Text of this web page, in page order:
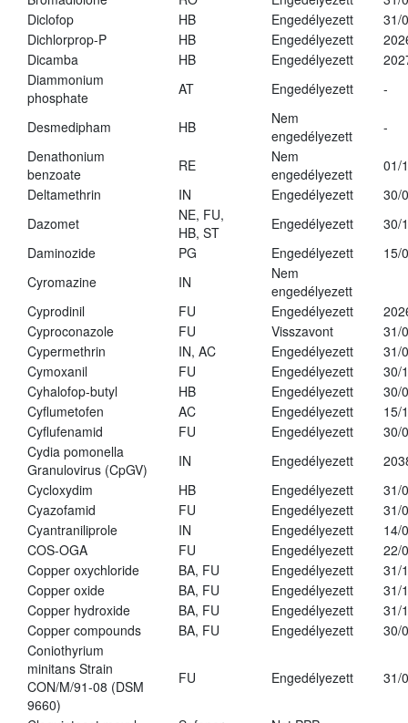
Diclofop
HB Engedélyezett
31/
Dichlorprop-P
HB Engedélyezett
Dicamba
HB Engedélyezett
Diammonium
phosphate
AT Engedélyezett -
Desmedipham HB
Nem
engedélyezett
-
Denathonium
benzoate
RE
Nem
engedélyezett
01/
Deltamethrin
IN Engedélyezett
30/
Dazomet
NE, FU,
HB, ST
Engedélyezett
30/
Daminozide
PG Engedélyezett
15/
Cyromazine
IN
Nem
engedélyezett
Cyprodinil
FU Engedélyezett
Cyproconazole
FU Visszavont
31/
Cypermethrin
IN, AC Engedélyezett
31/
Cymoxanil
FU Engedélyezett
30/
Cyhalofop-butyl
HB Engedélyezett
30/
Cyflumetofen
AC Engedélyezett
15/
Cyflufenamid
FU Engedélyezett
30/
Cydia pomonella
Granulovirus (CpGV)
IN Engedélyezett
Cycloxydim
HB Engedélyezett
31/
Cyazofamid
FU Engedélyezett
31/
Cyantraniliprole
IN Engedélyezett
14/
COS-OGA
FU Engedélyezett
22/
Copper oxychloride
BA, FU Engedélyezett
31/
Copper oxide
BA, FU Engedélyezett
31/
Copper hydroxide
BA, FU Engedélyezett
31/
Copper compounds
BA, FU Engedélyezett
30/
Coniothyrium
minitans Strain
CON/M/91-08 (DSM
9660)
FU Engedélyezett 31/